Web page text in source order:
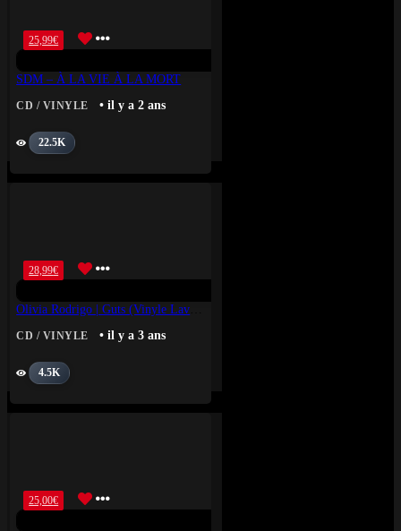
25,99€
SDM – À LA VIE À LA MORT
CD / VINYLE • il y a 2 ans
22.5K
28,99€
CD / VINYLE • il y a 3 ans
4.5K
25,00€